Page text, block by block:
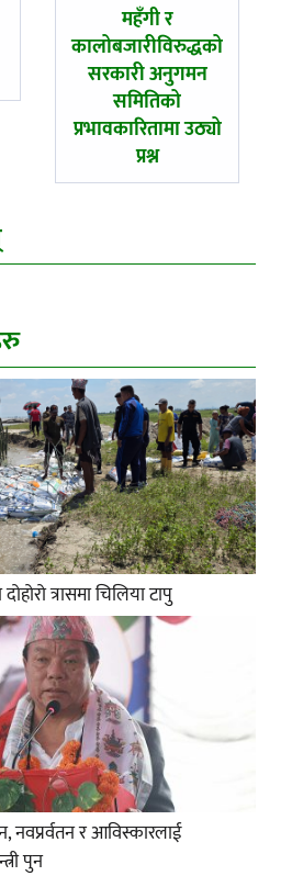
अघिल्लाे
-
महँगी र
कालोबजारीविरुद्धको
सरकारी अनुगमन
समितिको
प्रभावकारितामा उठ्यो
प्रश्न
त्रासमा चिलिया टापु
नवप्रर्वतन र आविस्कारलाई
पुन